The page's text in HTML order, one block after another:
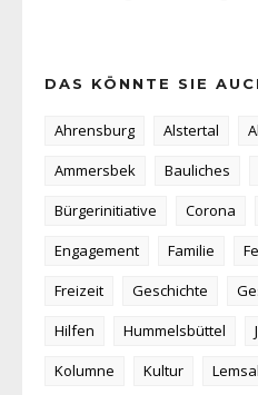
DAS KÖNNTE SIE
Ahrensburg Alstertal
Ammersbek
Bauliches
Bürgerinitiative
Corona
Engagement
Familie
Freizeit
Geschichte
Hilfen
Hummelsbüttel
Kolumne
Kultur